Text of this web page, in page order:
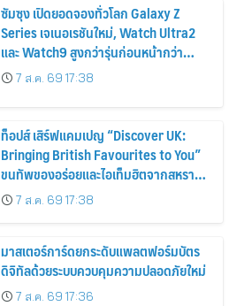
ซัมซุง เปิดยอดจองทั่วโลก Galaxy Z
Series เจเนอเรชันใหม่, Watch Ultra2
และ Watch9 สูงกว่ารุ่นก่อนหน้ากว่า
30%7 ส.ค. 69 17:38
ท็อปส์ เสิร์ฟแคมเปญ “Discover UK:
Bringing British Favourites to You”
ขนทัพของอร่อยและไอเท็มฮิตจากสหราช
อาณาจักร ส่งตรงถึงมือตั้งแต่วันนี้ – 18
สิงหาคมนี้
7 ส.ค. 69 17:38
มาสเตอร์การ์ดยกระดับแพลตฟอร์มบัตร
ดิจิทัลด้วยระบบควบคุมความปลอดภัยใหม่
7 ส.ค. 69 17:36